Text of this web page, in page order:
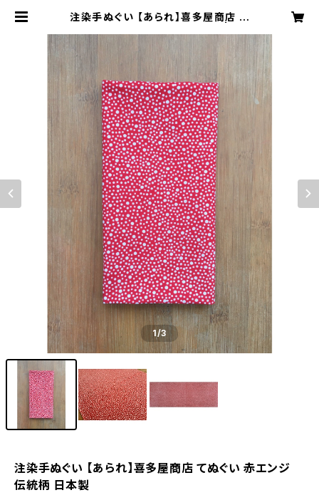
注染手ぬぐい 【あられ】喜多屋商店 て
aya
1/3
注染手ぬぐい 【あられ】喜多屋商店 てぬぐい 赤エンジ
伝統柄 日本製